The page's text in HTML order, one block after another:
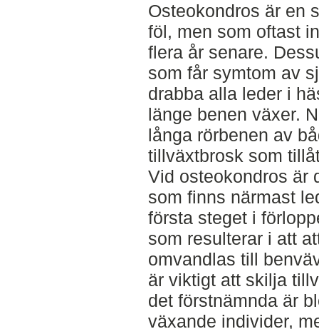
Osteokondros är en
föl, men som oftast
flera år senare.
som får symtom av
drabba alla leder i
länge benen växer.
långa rörbenen av
tillväxtbrosk som
Vid osteokondros är
som finns närmast
första steget i
som resulterar i att
omvandlas till
är viktigt att skilja
det förstnämnda är
växande individer,